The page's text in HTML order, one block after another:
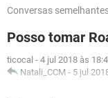
Conversas
Posso tomar
ticocal - 4 jul 2018 às
Natali_CCM - 5 jul